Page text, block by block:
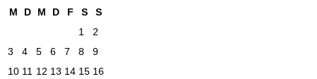
M
D M D F S
S
1
2
3
4 5 6 7 8
9
10 11 12 13 14 15 16